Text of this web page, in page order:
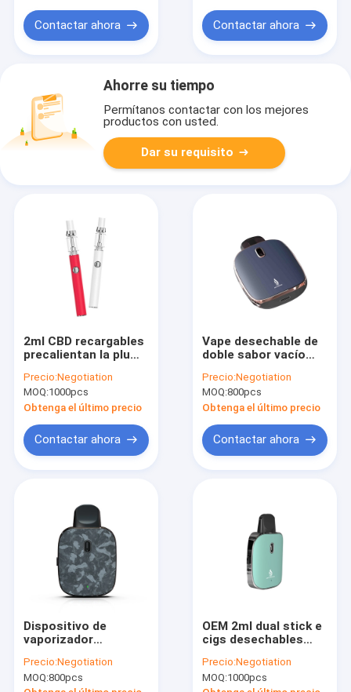
Contactar ahora Contactar ahora
Ahorre su tiempo
Permítanos contactar con los mejores
productos con usted.
Dar su requisito
2ml CBD recargables
precalientan la pluma
de la función
Precio:Negotiation
MOQ:1000pcs
Obtenga el último precio
Contactar ahora
Vape desechable de
doble sabor vacío
Colores
personalizados
Precio:Negotiation
MOQ:800pcs
Obtenga el último precio
Contactar ahora
Dispositivo de
vaporizador
doble sabor CBD
400mAh 1.3ohm
Precio:Negotiation
MOQ:800pcs
OEM 2ml dual stick e
cigs desechables
Recargable
Precio:Negotiation
MOQ:1000pcs